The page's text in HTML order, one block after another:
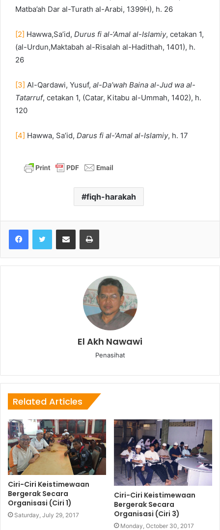
Matba’ah Dar al-Turath al-Arabi, 1399H), h. 26
[2] Hawwa,Sa’id, Durus fi al-‘Amal al-Islamiy, cetakan 1,
(al-Urdun,Maktabah al-Risalah al-Hadithah, 1401), h.
26
[3] Al-Qardawi, Yusuf, al-Da’wah Baina al-Jud wa al-
Tatarruf, cetakan 1, (Catar, Kitabu al-Ummah, 1402), h.
120
[4] Hawwa, Sa’id, Darus fi al-‘Amal al-Islamiy, h. 17
fiqh-harakah
Share via Email Print
El Akh Nawawi
Penasihat
Related Articles
Ciri-Ciri Keistimewaan
Bergerak Secara
Organisasi (Ciri 1)
Saturday, July 29, 2017
Ciri-Ciri Keistimewaan
Bergerak Secara
Organisasi (Ciri 3)
Monday, October 30, 2017